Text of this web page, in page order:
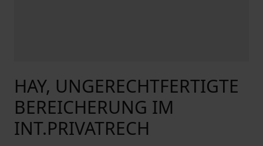
HAY, UNGERECHTFERTIGTE
BEREICHERUNG IM
INT.PRIVATRECH